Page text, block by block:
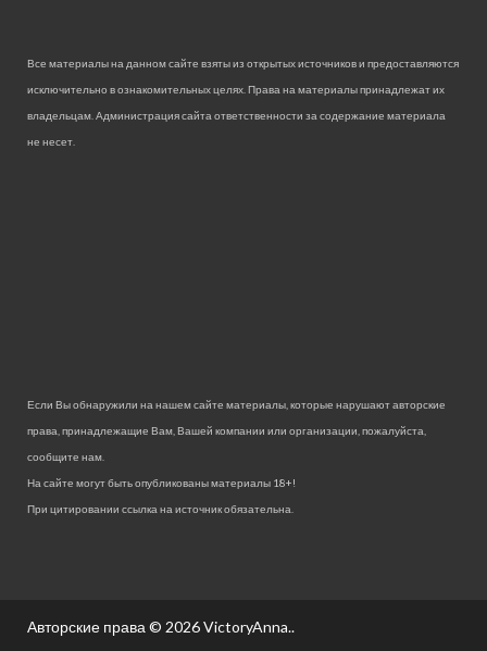
Все материалы на данном сайте взяты из открытых источников и предоставляются
исключительно в ознакомительных целях. Права на материалы принадлежат их
владельцам. Администрация сайта ответственности за содержание материала
не несет.
Если Вы обнаружили на нашем сайте материалы, которые нарушают авторские
права, принадлежащие Вам, Вашей компании или организации, пожалуйста,
сообщите нам.
На сайте могут быть опубликованы материалы 18+!
При цитировании ссылка на источник обязательна.
Авторские права © 2026VictoryAnna..